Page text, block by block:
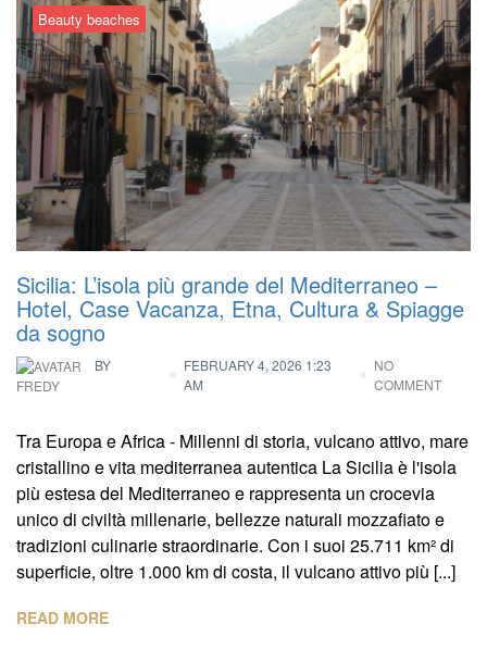
Beauty beaches
Sicilia: L’isola più grande del Mediterraneo –
Hotel, Case Vacanza, Etna, Cultura & Spiagge
da sogno
BY
FREDY
FEBRUARY 4, 2026 1:23
AM
NO
COMMENT
Tra Europa e Africa - Millenni di storia, vulcano attivo, mare
cristallino e vita mediterranea autentica La Sicilia è l'isola
più estesa del Mediterraneo e rappresenta un crocevia
unico di civiltà millenarie, bellezze naturali mozzafiato e
tradizioni culinarie straordinarie. Con i suoi 25.711 km² di
superficie, oltre 1.000 km di costa, il vulcano attivo più [...]
READ MORE